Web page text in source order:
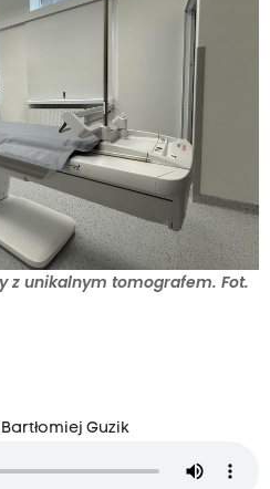
z unikalnym tomografem. Fot.
Guzik